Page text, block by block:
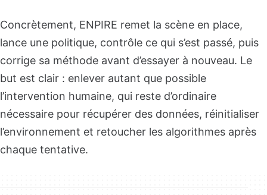
Concrètement, ENPIRE remet la scène en place,
lance une politique, contrôle ce qui s’est passé, puis
corrige sa méthode avant d’essayer à nouveau. Le
but est clair : enlever autant que possible
l’intervention humaine, qui reste d’ordinaire
nécessaire pour récupérer des données, réinitialiser
l’environnement et retoucher les algorithmes après
chaque tentative.